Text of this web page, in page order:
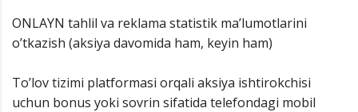
ONLAYN tahlil va reklama statistik ma’lumotlarini
o’tkazish (aksiya davomida ham, keyin ham)
To’lov tizimi platformasi orqali aksiya ishtirokchisi
uchun bonus yoki sovrin sifatida telefondagi mobil